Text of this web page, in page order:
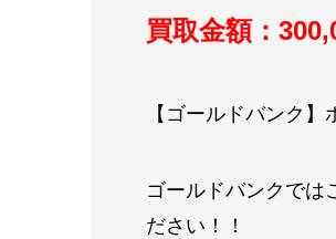
買取金額：300
【ゴールドバンク
ゴールドバンクでは
ださい！！